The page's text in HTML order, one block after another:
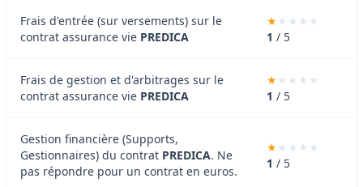
Frais d'entrée (sur versements) sur le
contrat assurance vie PREDICA 1 / 5
Frais de gestion et d'arbitrages sur le
contrat assurance vie PREDICA 1 / 5
Gestion financière (Supports,
Gestionnaires) du contrat PREDICA. Ne
pas répondre pour un contrat en euros.
1 / 5